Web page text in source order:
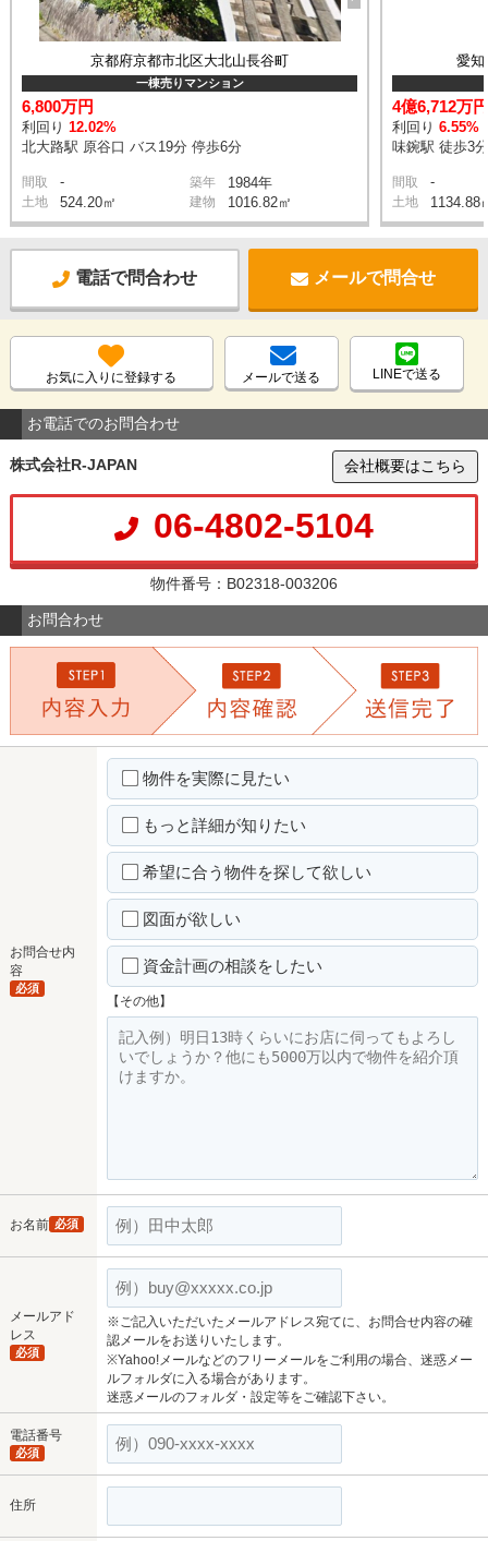
京都府京都市北区大北山長谷町
一棟売りマンション
6,800万円
利回り12.02%
北大路駅 原谷口 バス19分 停歩6分
間取 - 築年 1984年
土地 524.20㎡ 建物 1016.82㎡
愛知
4億6,712万円
利回り 6.55%
味鋺駅 徒歩3分
間取 -
土地 1134.88
電話で問合わせ メールで問合せ
お気に入りに登録する メールで送る LINEで送る
お電話でのお問合わせ
株式会社R-JAPAN 会社概要はこちら
06-4802-5104
物件番号：B02318-003206
お問合わせ
お問合せ内
容
必須
物件を実際に見たい
もっと詳細が知りたい
希望に合う物件を探して欲しい
図面が欲しい
資金計画の相談をしたい
【その他】
お名前 必須
メールアド
レス
必須
※ご記入いただいたメールアドレス宛てに、お問合せ内容の確
認メールをお送りいたします。
※Yahoo!メールなどのフリーメールをご利用の場合、迷惑メー
ルフォルダに入る場合があります。
迷惑メールのフォルダ・設定等をご確認下さい。
電話番号
必須
住所